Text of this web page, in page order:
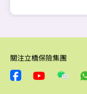
關注立橋保險集團